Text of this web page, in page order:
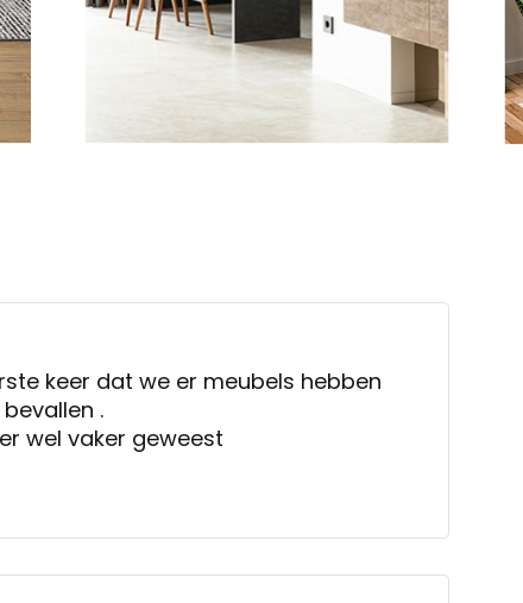
keer dat we er meubels hebben
.
wel vaker geweest